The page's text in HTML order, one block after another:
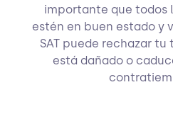
importante que todos
estén en buen estado y
SAT puede rechazar
está dañado o